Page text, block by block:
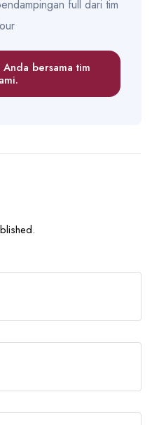
full dari tim
bersama tim